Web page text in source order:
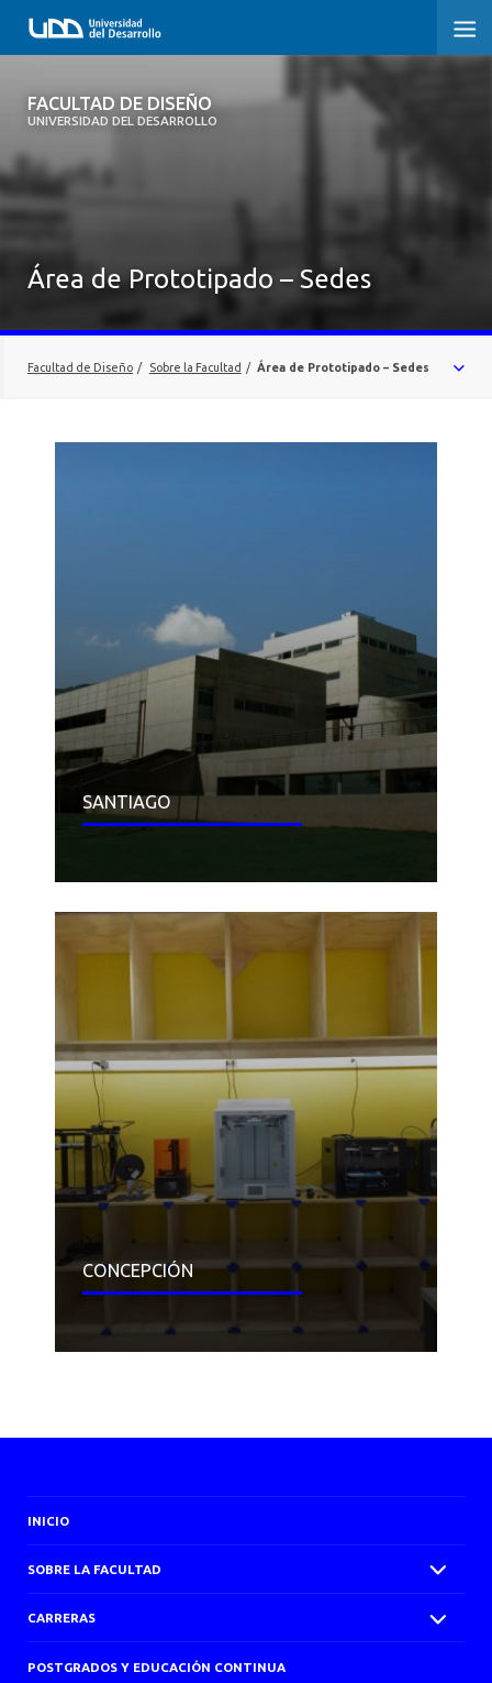
FACULTAD DE DISEÑO
UNIVERSIDAD DEL DESARROLLO
FACULTAD DE DISEÑO
INICIO
ALUMNI
Área de Prototipado – Sedes
Facultad de Diseño / Sobre la Facultad / Área de Prototipado – Sedes
INFRAESTRUCTURA Y EQUIPAMIENTO
ÁREA DE PROTOTIPADO – SEDES
SANTIAGO
CONCEPCIÓN
INICIO
SOBRE LA FACULTAD
CARRERAS
POSTGRADOS Y EDUCACIÓN CONTINUA